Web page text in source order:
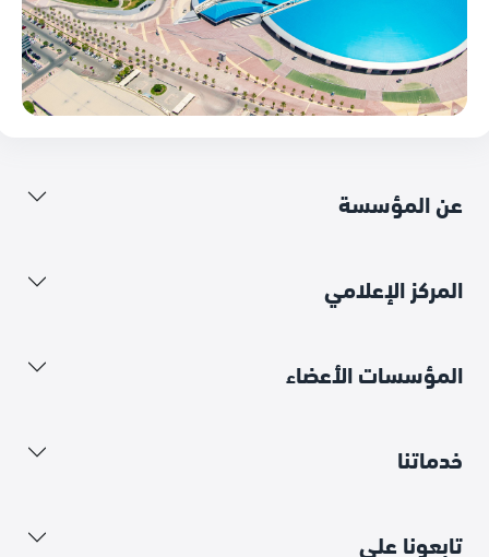
عن المؤسسة
المركز الإعلامي
المؤسسات الأعضاء
خدماتنا
تابعونا على